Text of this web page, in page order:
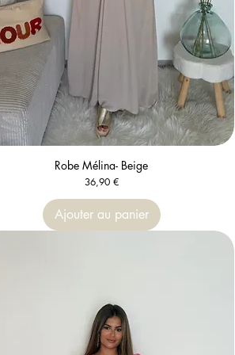
Aperçu rapide
Robe Mélina- Beige
Prix
36,90 €
Ajouter au panier